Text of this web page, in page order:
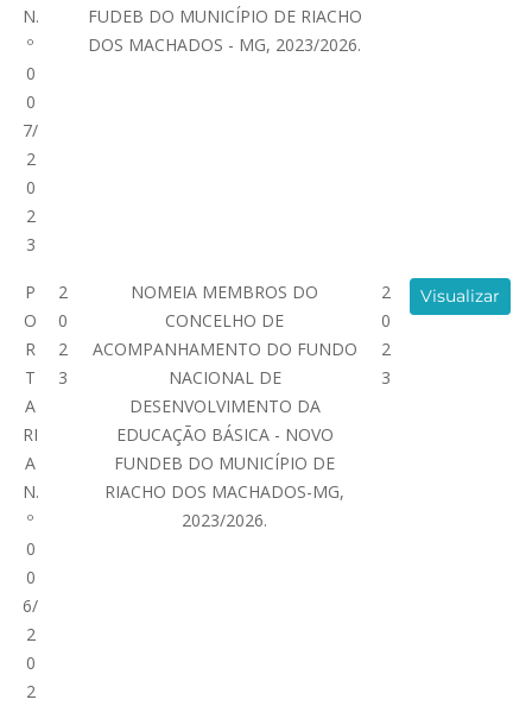
N.
º
0
0
7/
2
0
2
3
FUDEB DO MUNICÍPIO DE RIACHO
DOS MACHADOS - MG, 2023/2026.
P
O
R
T
A
RI
A
N.
º
0
0
6/
2
0
2
2
0
2
3
NOMEIA MEMBROS DO
CONCELHO DE
ACOMPANHAMENTO DO FUNDO
NACIONAL DE
DESENVOLVIMENTO DA
EDUCAÇÃO BÁSICA - NOVO
FUNDEB DO MUNICÍPIO DE
RIACHO DOS MACHADOS-MG,
2023/2026.
2
0
2
3
Visualizar